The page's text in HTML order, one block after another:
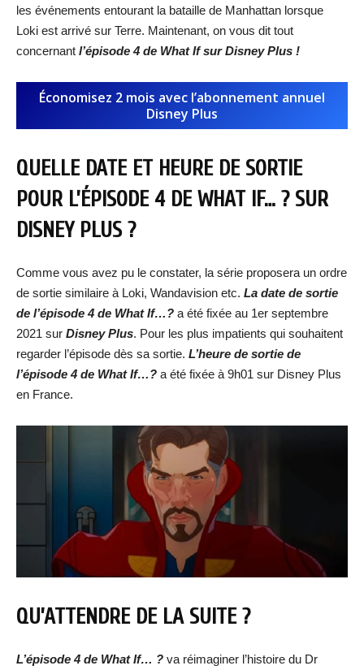
les événements entourant la bataille de Manhattan lorsque
Loki est arrivé sur Terre. Maintenant, on vous dit tout
concernant l’épisode 4 de What If sur Disney Plus !
Économisez 2 mois avec l’abonnement annuel
Disney Plus
QUELLE DATE ET HEURE DE SORTIE
POUR L’ÉPISODE 4 DE WHAT IF… ? SUR
DISNEY PLUS ?
Comme vous avez pu le constater, la série proposera un ordre
de sortie similaire à Loki, Wandavision etc. La date de sortie
de l’épisode 4 de What If…? a été fixée au 1er septembre
2021 sur Disney Plus. Pour les plus impatients qui souhaitent
regarder l’épisode dès sa sortie. L’heure de sortie de
l’épisode 4 de What If…? a été fixée à 9h01 sur Disney Plus
en France.
QU’ATTENDRE DE LA SUITE ?
L’épisode 4 de What If… ? va réimaginer l’histoire du Dr